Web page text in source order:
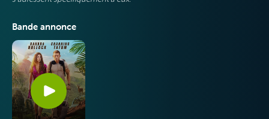
Bande annonce